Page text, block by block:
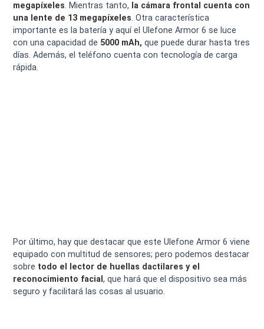
megapíxeles. Mientras tanto, la cámara frontal cuenta con
una lente de 13 megapíxeles. Otra característica
importante es la batería y aquí el Ulefone Armor 6 se luce
con una capacidad de 5000 mAh, que puede durar hasta tres
días. Además, el teléfono cuenta con tecnología de carga
rápida.
Por último, hay que destacar que este Ulefone Armor 6 viene
equipado con multitud de sensores; pero podemos destacar
sobre todo el lector de huellas dactilares y el
reconocimiento facial , que hará que el dispositivo sea más
seguro y facilitará las cosas al usuario.